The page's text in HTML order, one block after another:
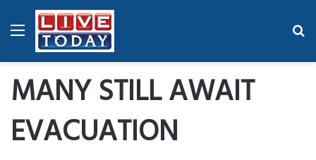
Menu
MANY STILL AWAIT
EVACUATION